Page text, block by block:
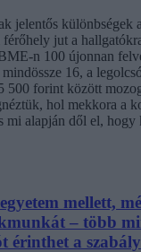
jelentős különbségek
jut a
n 100 újonnan
16, a
500 forint között
hol mekkora a
mi alapján dől el, hogy
mellett,
– több
érinthet a szabály